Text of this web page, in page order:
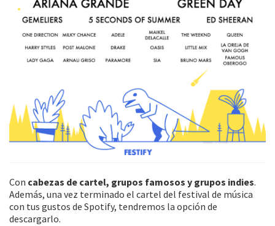
Con cabezas de cartel, grupos famosos y grupos indies.
Además, una vez terminado el cartel del festival de música
con tus gustos de Spotify, tendremos la opción de
descargarlo.